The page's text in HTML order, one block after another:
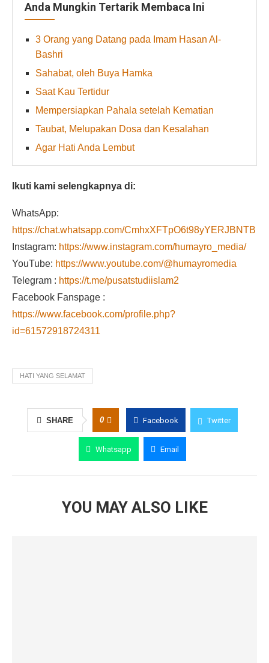
Anda Mungkin Tertarik Membaca Ini
3 Orang yang Datang pada Imam Hasan Al-
Bashri
Sahabat, oleh Buya Hamka
Saat Kau Tertidur
Mempersiapkan Pahala setelah Kematian
Taubat, Melupakan Dosa dan Kesalahan
Agar Hati Anda Lembut
Ikuti kami selengkapnya di:
WhatsApp:
https://chat.whatsapp.com/CmhxXFTpO6t98yYERJBNTB
Instagram: https://www.instagram.com/humayro_media/
YouTube: https://www.youtube.com/@humayromedia
Telegram : https://t.me/pusatstudiislam2
Facebook Fanspage :
https://www.facebook.com/profile.php?
id=61572918724311
HATI YANG SELAMAT
SHARE 0 Facebook Twitter
Whatsapp Email
YOU MAY ALSO LIKE